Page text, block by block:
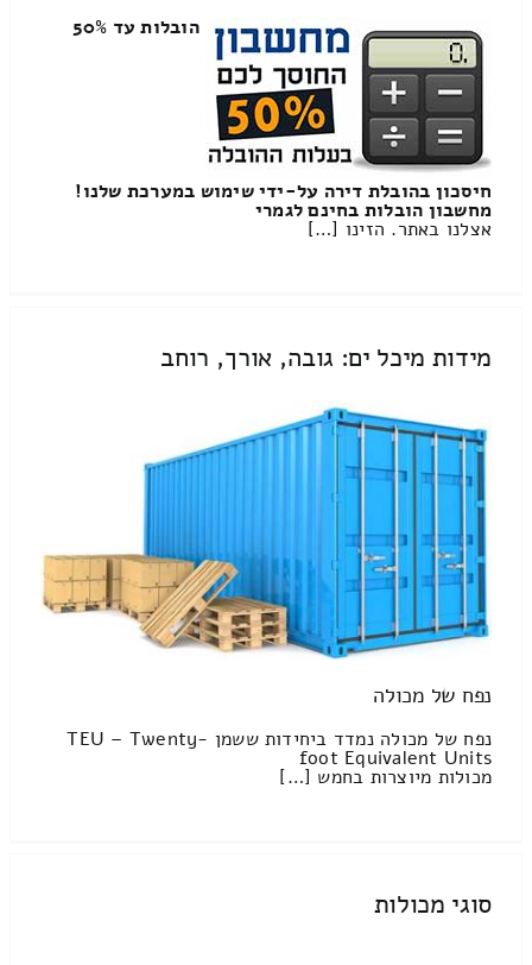
הובלות עד 50%
חיסכון בהובלת דירה על-ידי שימוש במערכת שלנו!
מחשבון הובלות בחינם לגמרי
אצלנו באתר. הזינו […]
מידות מיכל ים: גובה, אורך, רוחב
נפח של מכולה
נפח של מכולה נמדד ביחידות ששמן TEU – Twenty-
foot Equivalent Units
מכולות מיוצרות בחמש […]
סוגי מכולות